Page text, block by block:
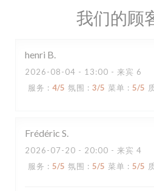
我们的顾
henri B
2026-08-04 - 13:00 - 来宾 6
服务 : 4/5 氛围 : 3/5 菜单 : 5/5
Frédéric S
2026-07-20 - 20:00 - 来宾 4
服务 : 5/5 氛围 : 5/5 菜单 : 5/5